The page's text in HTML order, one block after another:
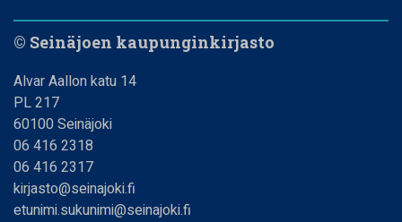
© Seinäjoen kaupunginkirjasto
Alvar Aallon katu 14
PL 217
60100 Seinäjoki
06 416 2318
06 416 2317
kirjasto@seinajoki.fi
etunimi.sukunimi@seinajoki.fi